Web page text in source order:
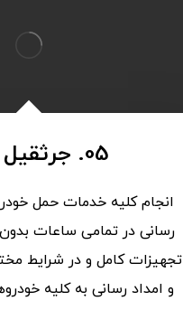
05. جرثقیل تهران
انجام کلیه خدمات حمل
رسانی در تمامی ساعات بدون
تجهیزات کامل و در شرایط
و امداد رسانی به کلیه